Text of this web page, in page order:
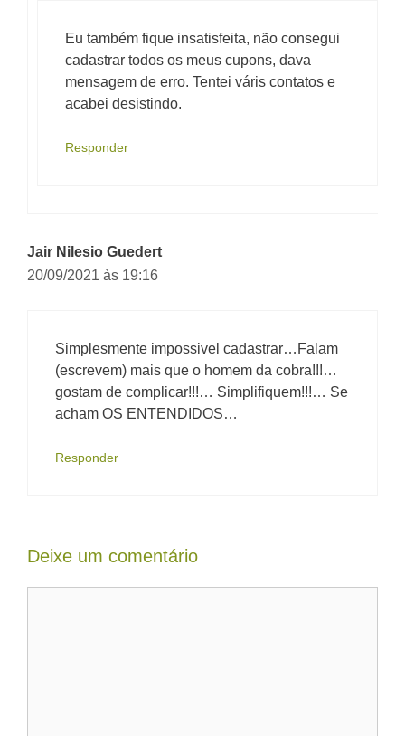
Eu também fique insatisfeita, não consegui
cadastrar todos os meus cupons, dava
mensagem de erro. Tentei váris contatos e
acabei desistindo.
Responder
Jair Nilesio Guedert
20/09/2021 às 19:16
Simplesmente impossivel cadastrar…Falam
(escrevem) mais que o homem da cobra!!!…
gostam de complicar!!!… Simplifiquem!!!… Se
acham OS ENTENDIDOS…
Responder
Deixe um comentário